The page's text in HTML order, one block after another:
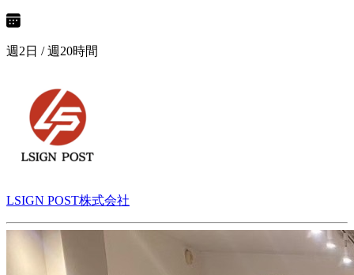
週2日 / 週20時間
LSIGN POST株式会社